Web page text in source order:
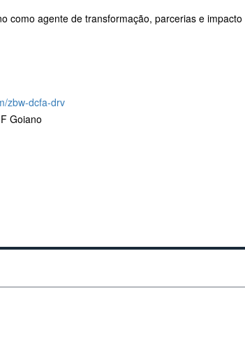
como agente de transformação, parcerias e
zbw-dcfa-drv
Goiano